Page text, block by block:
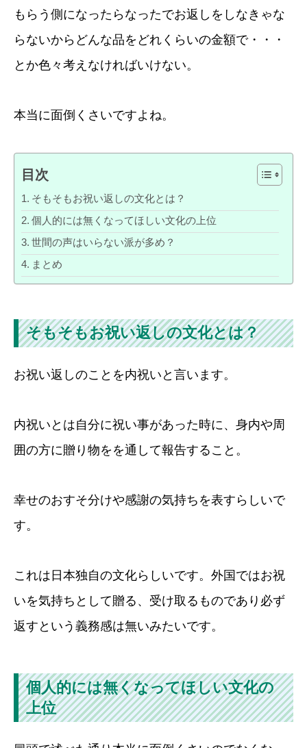
もらう側になったらなったでお返しをしなきゃな
らないからどんな品をどれくらいの金額で・・・
とか色々考えなければいけない。
本当に面倒くさいですよね。
目次
そもそもお祝い返しの文化とは？
個人的には無くなってほしい文化の上位
世間の声はいらない派が多め？
まとめ
そもそもお祝い返しの文化とは？
お祝い返しのことを内祝いと言います。
内祝いとは自分に祝い事があった時に、身内や周
囲の方に贈り物をを通して報告すること。
幸せのおすそ分けや感謝の気持ちを表すらしいで
す。
これは日本独自の文化らしいです。外国ではお祝
いを気持ちとして贈る、受け取るものであり必ず
返すという義務感は無いみたいです。
個人的には無くなってほしい文化の
上位